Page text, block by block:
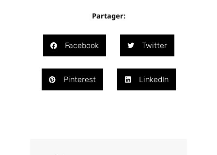
Partager:
Facebook Twitter
Pinterest LinkedIn